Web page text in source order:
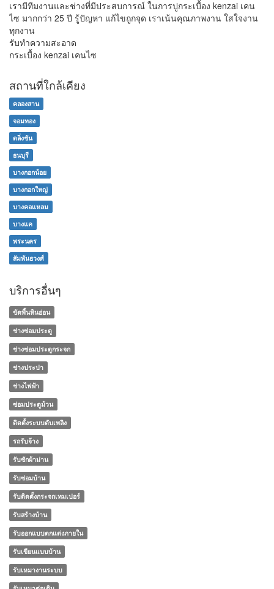
เรามีทีมงานและช่างที่มีประสบการณ์ ในการปูกระเบื้อง kenzai เคน
ไซ มากกว่า 25 ปี รู้ปัญหา แก้ไขถูกจุด เราเน้นคุณภาพงาน ใสใจงาน
ทุกงาน
รับทำความสะอาด
กระเบื้อง kenzai เคนไซ
สถานที่ใกล้เคียง
คลองสาน
จอมทอง
ตลิ่งชัน
ธนบุรี
บางกอกน้อย
บางกอกใหญ่
บางคอแหลม
บางแค
พระนคร
สัมพันธวงศ์
บริการอื่นๆ
ขัดพื้นหินอ่อน
ช่างซ่อมประตู
ช่างซ่อมประตูกระจก
ช่างประปา
ช่างไฟฟ้า
ซ่อมประตูม้วน
ติดตั้งระบบดับเพลิง
รถรับจ้าง
รับซักผ้าม่าน
รับซ่อมบ้าน
รับติดตั้งกระจกเทมเปอร์
รับสร้างบ้าน
รับออกแบบตกแต่งภายใน
รับเขียนแบบบ้าน
รับเหมางานระบบ